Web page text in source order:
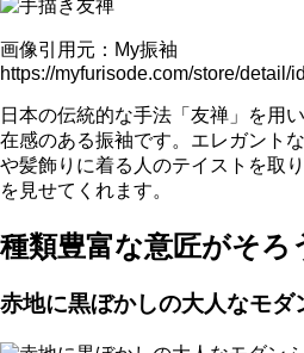
画像引用元：My振袖
https://myfurisode.com/store/detail/
日本の伝統的な手法「友禅」を用
在感のある振袖です。エレガント
や髪飾りに着る人のテイストを取
を見せてくれます。
種類豊富な意匠がそろ
赤地に黒ぼかしの大人なモダ